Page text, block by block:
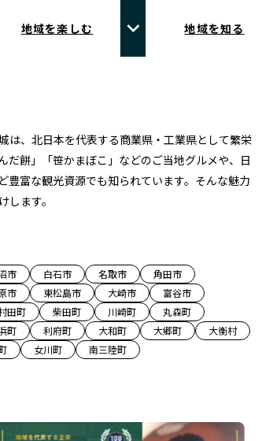
地域を楽しむ 地域を知る
は、北日本を代表する商業県・工業県として繁栄
だ餅」「笹かまぼこ」などのご当地グルメや、日
豊富な観光資源でも知られています。そんな魅力
ます。
市 白石市 名取市
角田市
市 東松島市 大崎市
富谷市
田町 柴田町 川崎町
丸森町
町 利府町 大和町 大郷町
大衡村
女川町 南三陸町